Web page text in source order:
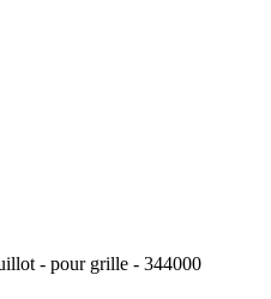
- pour grille - 344000